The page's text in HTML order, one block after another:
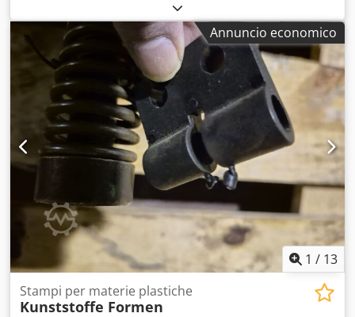
Annuncio economico
1 / 13
Stampi per materie plastiche
Kunststoffe Formen